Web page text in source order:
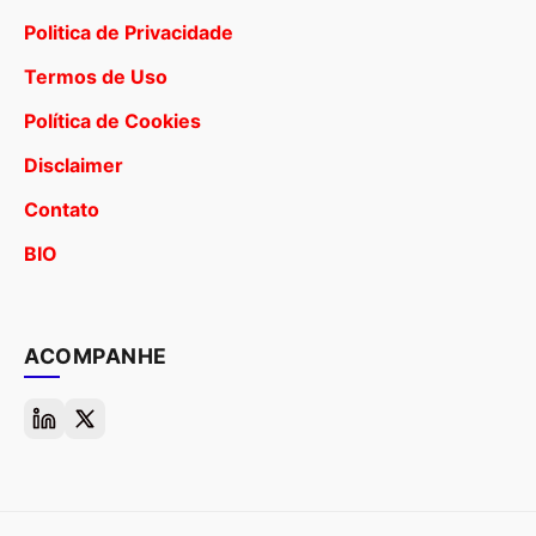
Politica de Privacidade
Termos de Uso
Política de Cookies
Disclaimer
Contato
BIO
ACOMPANHE